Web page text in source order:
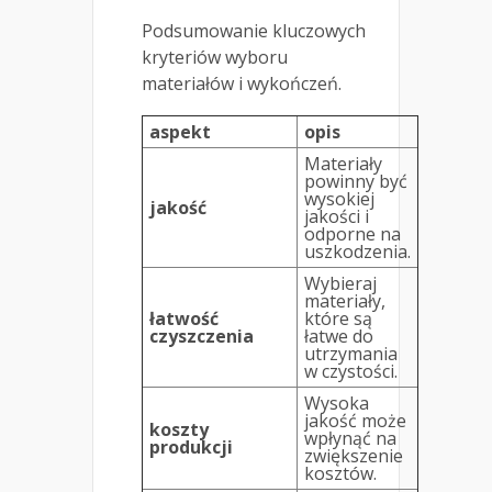
Podsumowanie kluczowych
kryteriów wyboru
materiałów i wykończeń.
aspekt
opis
jakość
Materiały
powinny być
wysokiej
jakości i
odporne na
uszkodzenia.
łatwość
czyszczenia
Wybieraj
materiały,
które są
łatwe do
utrzymania
w czystości.
koszty
produkcji
Wysoka
jakość może
wpłynąć na
zwiększenie
kosztów.